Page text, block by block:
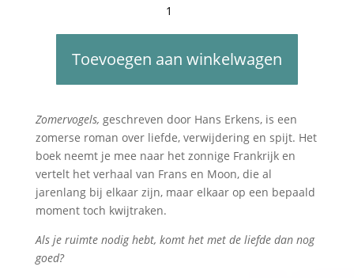
Hans
Toevoegen aan winkelwagen
n
i
:
Zomervogels, geschreven door Hans Erkens, is een
zomerse roman over liefde, verwijdering en spijt. Het
boek neemt je mee naar het zonnige Frankrijk en
vertelt het verhaal van Frans en Moon, die al
jarenlang bij elkaar zijn, maar elkaar op een bepaald
moment toch kwijtraken.
Als je ruimte nodig hebt, komt het met de liefde dan nog
goed?